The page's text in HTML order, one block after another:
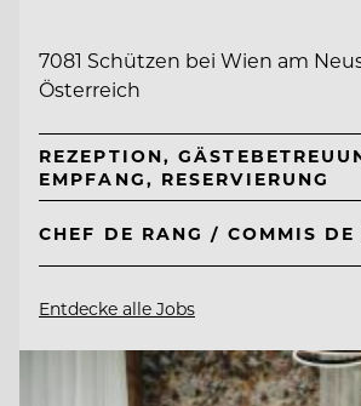
7081 Schützen bei Wien am
Österreich
REZEPTION,
EMPFANG, RESERVIERUNG
CHEF DE RANG / COMMIS DE
Entdecke alle Jobs